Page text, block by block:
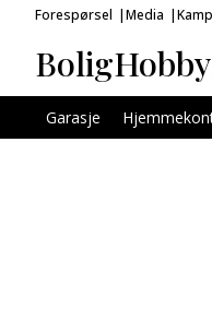
Forespørsel Media
Garasje